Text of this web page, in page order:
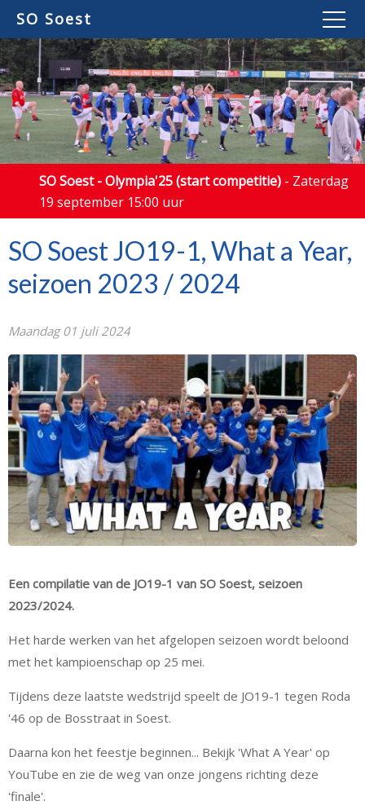
SO Soest
SO Soest - Olympia'25 (start competitie) - Zaterdag
19 september 15:00 uur
SO Soest JO19-1, What a Year,
seizoen 2023 / 2024
Maandag 01 juli 2024
Een compilatie van de JO19-1 van SO Soest, seizoen
2023/2024.
Het harde werken van het afgelopen seizoen wordt beloond
met het kampioenschap op 25 mei.
Tijdens deze laatste wedstrijd speelt de JO19-1 tegen Roda
'46 op de Bosstraat in Soest.
Daarna kon het feestje beginnen... Bekijk 'What A Year' op
YouTube en zie de weg van onze jongens richting deze
'finale'.